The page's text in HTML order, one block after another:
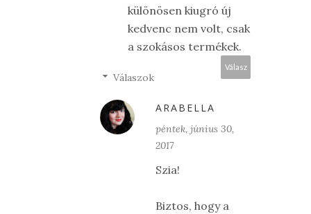
különösen kiugró új
kedvenc nem volt, csak
a szokásos termékek.
Válasz
Válaszok
ARABELLA
péntek, június 30,
2017
Szia!
Biztos, hogy a